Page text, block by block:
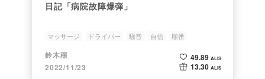
日記「病院故障爆弾」
マッサージ ドライバー 騒音 自信 順番
鈴木穣
2022/11/23
49.89 ALIS
13.30 ALIS